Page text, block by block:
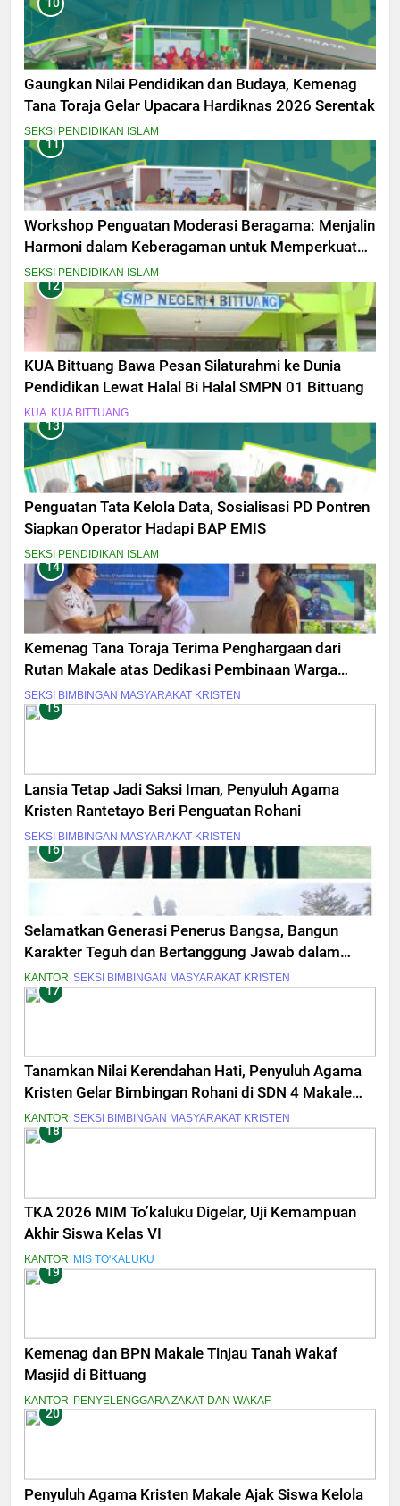
10
Gaungkan Nilai Pendidikan dan Budaya, Kemenag
Tana Toraja Gelar Upacara Hardiknas 2026 Serentak
SEKSI PENDIDIKAN ISLAM
11
Workshop Penguatan Moderasi Beragama: Menjalin
Harmoni dalam Keberagaman untuk Memperkuat
Kebangsaan
SEKSI PENDIDIKAN ISLAM
12
KUA Bittuang Bawa Pesan Silaturahmi ke Dunia
Pendidikan Lewat Halal Bi Halal SMPN 01 Bittuang
KUA KUA BITTUANG
13
Penguatan Tata Kelola Data, Sosialisasi PD Pontren
Siapkan Operator Hadapi BAP EMIS
SEKSI PENDIDIKAN ISLAM
14
Kemenag Tana Toraja Terima Penghargaan dari
Rutan Makale atas Dedikasi Pembinaan Warga
Binaan
SEKSI BIMBINGAN MASYARAKAT KRISTEN
15
Lansia Tetap Jadi Saksi Iman, Penyuluh Agama
Kristen Rantetayo Beri Penguatan Rohani
SEKSI BIMBINGAN MASYARAKAT KRISTEN
16
Selamatkan Generasi Penerus Bangsa, Bangun
Karakter Teguh dan Bertanggung Jawab dalam
Masa Muda
KANTOR SEKSI BIMBINGAN MASYARAKAT KRISTEN
17
Tanamkan Nilai Kerendahan Hati, Penyuluh Agama
Kristen Gelar Bimbingan Rohani di SDN 4 Makale
Utara
KANTOR SEKSI BIMBINGAN MASYARAKAT KRISTEN
18
TKA 2026 MIM To’kaluku Digelar, Uji Kemampuan
Akhir Siswa Kelas VI
KANTOR MIS TO'KALUKU
19
Kemenag dan BPN Makale Tinjau Tanah Wakaf
Masjid di Bittuang
KANTOR PENYELENGGARA ZAKAT DAN WAKAF
20
Penyuluh Agama Kristen Makale Ajak Siswa Kelola